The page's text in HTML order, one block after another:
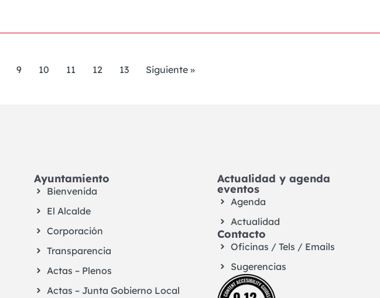
9 10 11 12 13 Siguiente »
Ayuntamiento
Bienvenida
El Alcalde
Corporación
Transparencia
Actas – Plenos
Actas – Junta Gobierno Local
Actualidad y agenda
eventos
Agenda
Actualidad
Contacto
Oficinas / Tels / Emails
Sugerencias